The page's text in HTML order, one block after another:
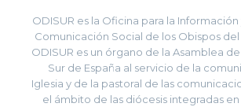
ODISUR es la Oficina para la
Comunicación Social de los Obispos del
ODISUR es un órgano de la Asamblea
Sur de España al servicio de la
Iglesia y de la pastoral de las
el ámbito de las diócesis integradas en